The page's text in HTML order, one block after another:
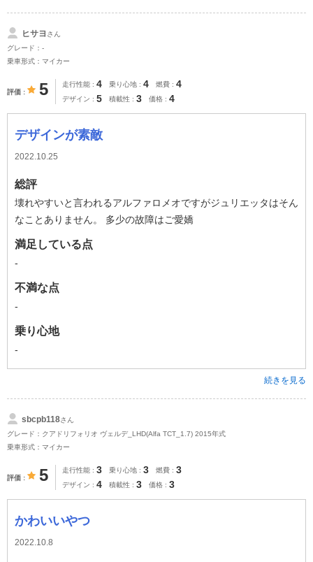
ヒサヨ さん
グレード：-
乗車形式：マイカー
評価 5 走行性能 4 乗り心地 4 燃費 4
デザイン 5 積載性 3 価格 4
デザインが素敵
2022.10.25
総評
壊れやすいと言われるアルファロメオですがジュリエッタはそん
なことありません。 多少の故障はご愛嬌
満足している点
-
不満な点
-
乗り心地
-
続きを見る
sbcpb118さん
グレード：クアドリフォリオ ヴェルデ_LHD(Alfa TCT_1.7) 2015年式
乗車形式：マイカー
評価 5 走行性能 3 乗り心地 3 燃費 3
デザイン 4 積載性 3 価格 3
かわいいやつ
2022.10.8